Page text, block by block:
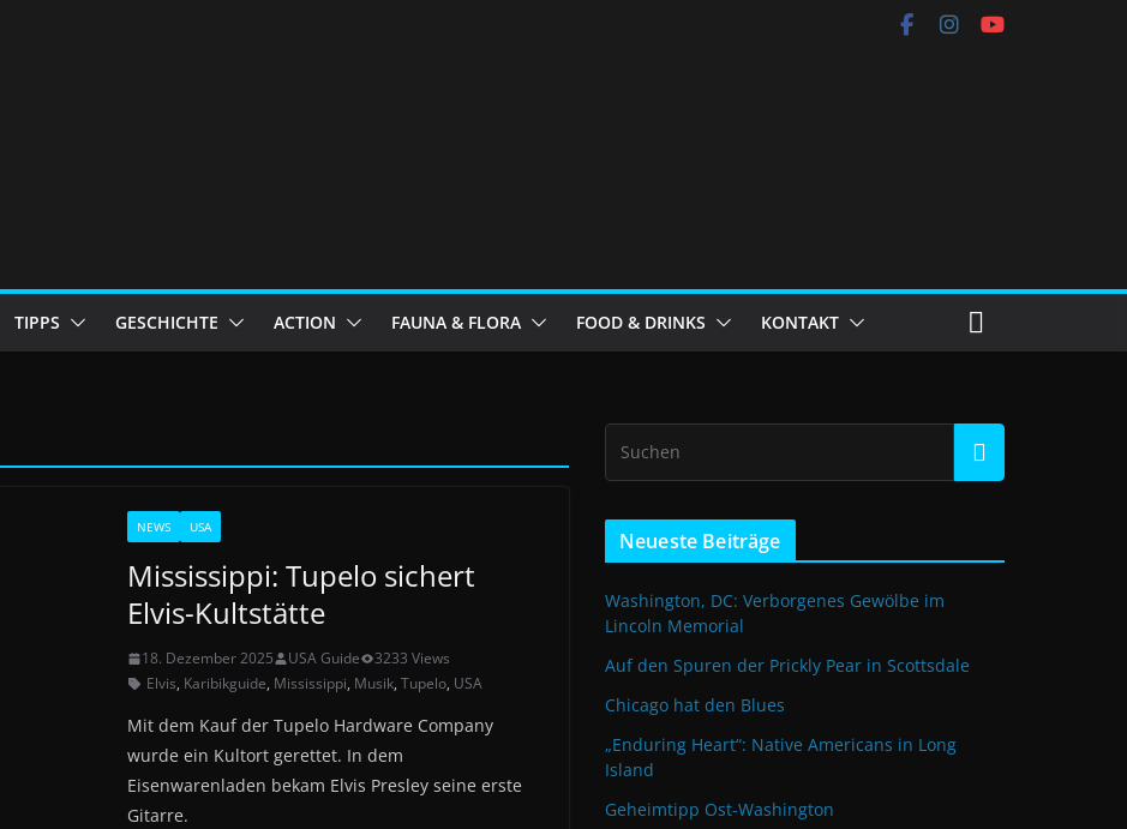
TIPPS GESCHICHTE ACTION FAUNA & FLORA FOOD & DRINKS KONTAKT
NEWS USA
Mississippi: Tupelo sichert
Elvis-Kultstätte
18. Dezember 2025 USA Guide
3233 Views
Elvis, Karibikguide, Mississippi, Musik, Tupelo, USA
Mit dem Kauf der Tupelo Hardware Company
wurde ein Kultort gerettet. In dem
Eisenwarenladen bekam Elvis Presley seine erste
Gitarre.
Neueste Beiträge
Washington, DC: Verborgenes Gewölbe im
Lincoln Memorial
Auf den Spuren der Prickly Pear in Scottsdale
Chicago hat den Blues
„Enduring Heart“: Native Americans in Long
Island
Geheimtipp Ost-Washington